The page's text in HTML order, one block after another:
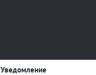
Уведомление